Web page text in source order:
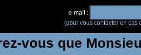
e-mail :
(pour vous contacter en cas